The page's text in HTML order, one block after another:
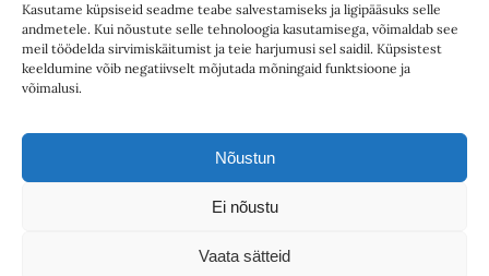
Kasutame küpsiseid seadme teabe salvestamiseks ja ligipääsuks selle
andmetele. Kui nõustute selle tehnoloogia kasutamisega, võimaldab see
meil töödelda sirvimiskäitumist ja teie harjumusi sel saidil. Küpsistest
keeldumine võib negatiivselt mõjutada mõningaid funktsioone ja
võimalusi.
Nõustun
Ei nõustu
Vaata sätteid
Kultuurileht 1994-1997
Reede 1989-1990
Sirp ja Vasar 1940-1989
Teksti- ja andmekaeve
Väljaandja SA Kultuurileht